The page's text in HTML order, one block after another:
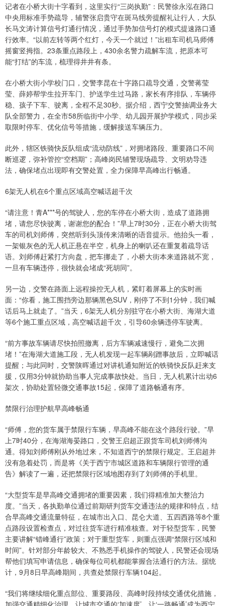
记者在小桥大街十字看到，这里实行“三岗执勤”：民警徐永泓在路口
中央用标准手势疏导，辅警张启贵守在斑马线旁提醒礼让行人，大队
长马文涛计算信号灯通行情况，通过手势加信号灯的模式提速路口通
行效率。“以前左转等两个红灯，今天一个就过！”出租车司机马师傅
摇窗竖拇指。23条重点路段上，430余名警力疏解车流，把原本可
能“打结”的车流，梳理得井井有条。
在小桥大街小学校门口，交警李昆在十字路口疏导交通，交警蒋莹
莹、薛婷帮学生拉开车门、护送学生过马路，家长有序排队，车辆停
稳、孩子下车、驶离，全程不足30秒。据介绍，西宁交警抽调业务大
队全部警力，在全市58所临街中小学、幼儿园开展护学模式，同步采
取限时停车、优化信号等措施，缓解接送车辆压力。
此外，辖区铁骑快反队组成“流动防线”，对拥堵路段、重要路口不间
断巡逻，弥补管控“空档期”；高峰岗民辅警现场疏导、文明劝导违
法，确保堵点出现即有交警处置，全力保障早高峰出行畅通。
6架无人机在6个重点区域高空喊话超千次
“请注意！青A***号的驾驶人，您的车停在小桥大街，造成了道路拥
堵，请您尽快驶离，谢谢您的配合！”早上7时30分，正在小桥大街驾
车的司机刘师傅，突然听到头顶传来清晰的语音提示。他抬头一看，
一架银灰色的无人机正悬在半空，机身上的喇叭还在重复着疏导话
语。刘师傅赶紧打方向盘，把车挪走了，小桥大街本来道路就不宽，
一旦有车辆违停，很快就会堵成“死胡同”。
另一边，交警在路面上远程操控无人机，紧盯着屏幕上的实时画
面：“你看，施工围挡旁边那辆黑色SUV，刚停了不到1分钟，我们喊
话后马上就走了。”当天，6架无人机分别驻守在小桥大街、海湖大道
等6个施工重点区域，高空喊话超千次，引导60余辆违停车驶离。
“前方事故车辆请尽快拍照撤离，后方车辆减速慢行，避免二次拥
堵！”在海湖大道施工段，无人机发现一起车辆剐蹭事故后，立即喊话
提醒；与此同时，交警陕晖通过对讲机通知附近的铁骑快反队赶来支
援，仅用3分钟就协助当事人完成事故快处。当日，无人机累计出动6
架次，协助处置轻微交通事故15起，保障了道路畅通有序。
禁限行治理护航早高峰畅通
“师傅，您的货车属于禁限行车辆，早高峰不能在这个路段行驶。”早
上7时40分，在海湖海晏路口，交警王启超正跟货车司机刘师傅沟
通。得知刘师傅刚从外地过来，不知道西宁的禁限行规定。王启超并
没有急着处罚，而是将《关于西宁市城区道路和车辆限行管理的通
告》解读了一遍，还把禁限行区域地图存到了刘师傅的手机里。
“大型货车是早高峰交通拥堵的重要因素，我们得精准加大整治力
度。”当天，各执勤单位通过前期研判货车交通违法的规律和特点，结
合早高峰交通流量特征，在城市出入口、昆仑大道、五四西路等8个重
点路段设置检查点，对过往货车进行精准核查。对于轻型货车，民警
主要讲解“错峰通行”政策；对于重型货车，则重点强调“禁限行区域和
时间”。针对部分年龄较大、不熟悉手机操作的驾驶人，民警还会现场
帮他们填写申请信息，确保每位司机都能掌握合法通行的方法。据统
计，9月8日早高峰期间，共查处禁限行车辆104起。
“我们将继续细化重点部位、重要路段、高峰时段持续交通优化措施，
加强交通精细化治理，让城市交通的‘加速度’，让‘一路畅通’成为西宁